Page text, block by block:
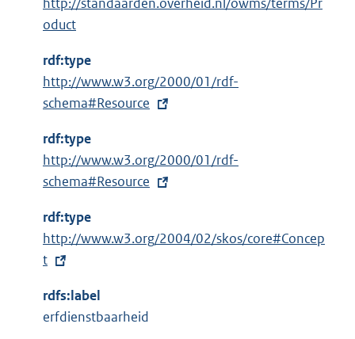
oduct
rdf:type
E
x
e
r
n
l
i
k
:
http://www.w3.org/2000/01/rdf-
schema#Resource
rdf:type
E
x
e
r
n
http://www.w3.org/2000/01/rdf-
schema#Resource
rdf:type
E
x
e
r
http://www.w3.org/2004/02/skos/core#Concep
t
rdfs:label
erfdienstbaarheid